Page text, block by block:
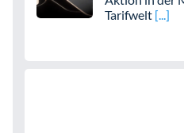
Tarifwelt